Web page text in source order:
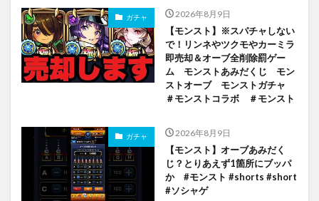
ガチャ 2026年8月9日
【モンスト】※スパチャしない
で！リンネやツクモやカーミラ
即売却＆オーブ全削除罰ゲー
ム モンストあみだくじ モン
ストオーブ モンストガチャ
＃モンストコラボ ＃モンスト
ガチャ 2026年8月9日
【モンスト】オーブあみだく
じ？とりあえず1箇所にブッパ
か #モンスト #shorts #short
#ソシャゲ